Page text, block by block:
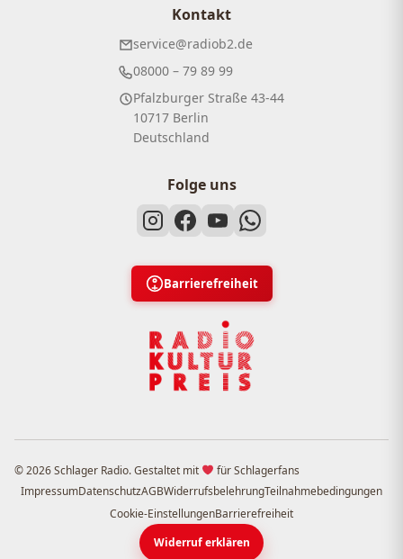
Kontakt
service@radiob2.de
08000 – 79 89 99
Pfalzburger Straße 43-44
10717 Berlin
Deutschland
Folge uns
Barrierefreiheit
© 2026 Schlager Radio. Gestaltet mit
für Schlagerfans
ImpressumDatenschutzAGBWiderrufsbelehrungTeilnahmebedingungen
Cookie-EinstellungenBarrierefreiheit
Widerruf erklären